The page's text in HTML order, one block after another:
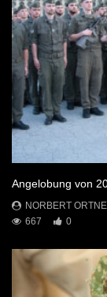
Angelobung von
NORBERT
667
0